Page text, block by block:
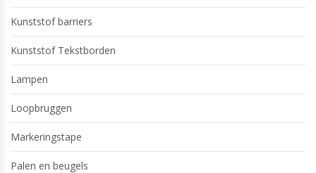
Kunststof barriers
Kunststof Tekstborden
Lampen
Loopbruggen
Markeringstape
Palen en beugels